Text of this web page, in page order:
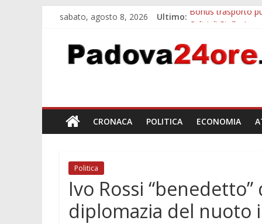
sabato, agosto 8, 2026 Ultimo: Bonus trasporto
Notizie di
Bando sicurezza
Sicurezza esodo
CRONACA POLITICA ECONOMIA
Politica
Ivo Rossi
diplomazia del nuoto